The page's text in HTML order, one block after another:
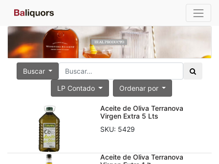
Buscar
LP Contado Ordenar por
Aceite de Oliva Terranova
Virgen Extra 5 Lts
SKU: 5429
Aceite de Oliva Terranova